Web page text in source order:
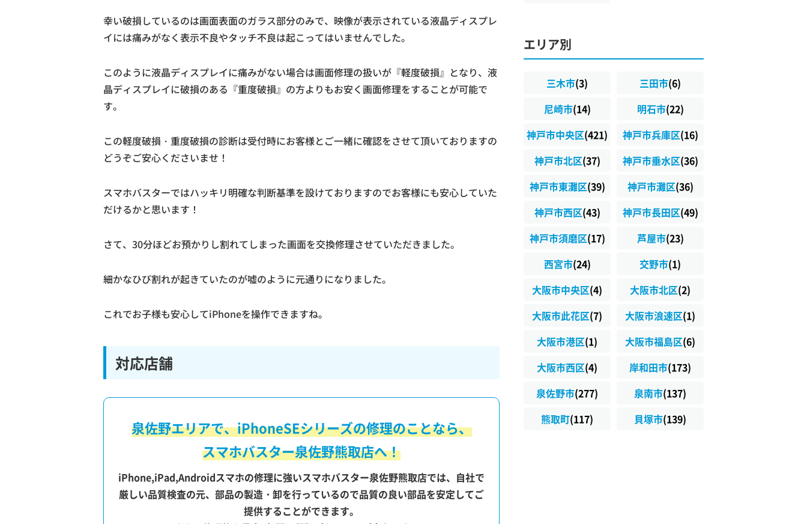
幸い破損しているのは画面表面のガラス部分のみで、映像が表示されている液晶ディスプレ
イには痛みがなく表示不良やタッチ不良は起こってはいませんでした。
このように液晶ディスプレイに痛みがない場合は画面修理の扱いが『軽度破損』となり、液
晶ディスプレイに破損のある『重度破損』の方よりもお安く画面修理をすることが可能で
す。
この軽度破損・重度破損の診断は受付時にお客様とご一緒に確認をさせて頂いておりますの
どうぞご安心くださいませ！
スマホバスターではハッキリ明確な判断基準を設けておりますのでお客様にも安心していた
だけるかと思います！
さて、30分ほどお預かりし割れてしまった画面を交換修理させていただきました。
細かなひび割れが起きていたのが嘘のように元通りになりました。
これでお子様も安心してiPhoneを操作できますね。
対応店舗
泉佐野エリアで、iPhoneSEシリーズの修理のことなら、
スマホバスター泉佐野熊取店へ！
iPhone,iPad,Androidスマホの修理に強いスマホバスター泉佐野熊取店では、自社で
厳しい品質検査の元、部品の製造・卸を行っているので品質の良い部品を安定してご
提供することができます。
エリア別
三木市(3) 三田市(6)
尼崎市(14) 明石市(22)
神戸市中央区(421) 神戸市兵庫区(16)
神戸市北区(37) 神戸市垂水区(36)
神戸市東灘区(39) 神戸市灘区(36)
神戸市西区(43) 神戸市長田区(49)
神戸市須磨区(17) 芦屋市(23)
西宮市(24) 交野市(1)
大阪市中央区(4) 大阪市北区(2)
大阪市此花区(7) 大阪市浪速区(1)
大阪市港区(1) 大阪市福島区(6)
大阪市西区(4) 岸和田市(173)
泉佐野市(277) 泉南市(137)
熊取町(117) 貝塚市(139)